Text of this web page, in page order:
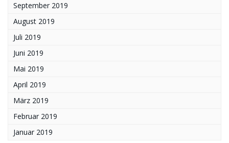
September 2019
August 2019
Juli 2019
Juni 2019
Mai 2019
April 2019
März 2019
Februar 2019
Januar 2019